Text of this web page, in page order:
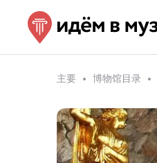
主要 博物馆目录